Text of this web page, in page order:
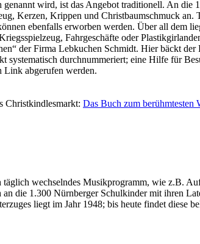
wird, ist das Angebot traditionell. An
Kerzen, Krippen und Christbaumschmuck
ebenfalls erworben werden. Über all dem
Fahrgeschäfte oder
der Firma Lebkuchen Schmidt. Hier bäckt
systematisch durchnummeriert; eine Hilfe für
Link abgerufen werden.
Christkindlesmarkt: Das Buch zum berühmtesten
wechselndes Musikprogramm, wie z.B.
die 1.300 Nürnberger Schulkinder mit ihren
liegt im Jahr 1948; bis heute findet diese